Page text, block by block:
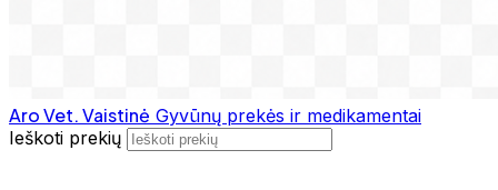
Aro Vet. Vaistinė Gyvūnų prekės ir medikamentai
Ieškoti prekių